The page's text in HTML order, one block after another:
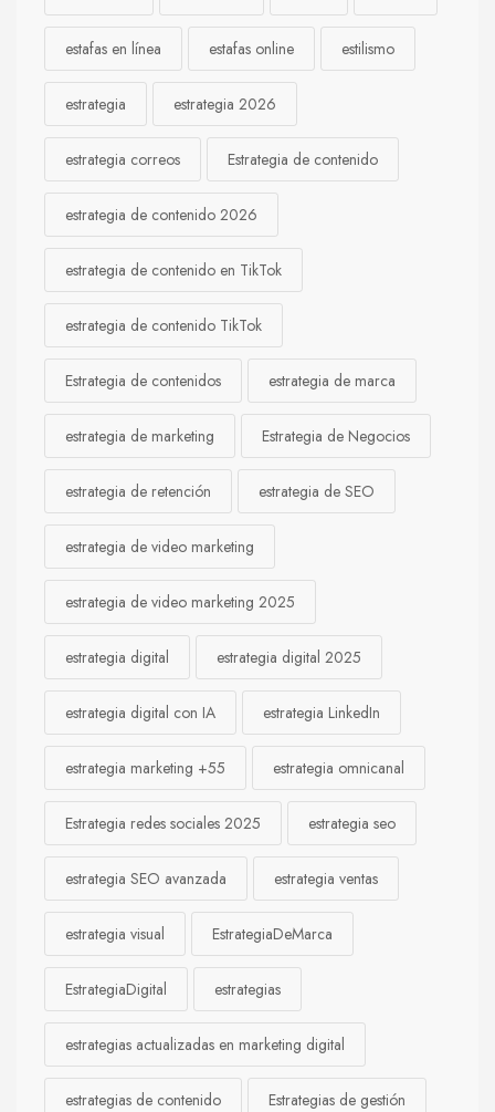
estafas en línea estafas online estilismo
estrategia estrategia 2026
estrategia correos Estrategia de contenido
estrategia de contenido 2026
estrategia de contenido en TikTok
estrategia de contenido TikTok
Estrategia de contenidos estrategia de marca
estrategia de marketing Estrategia de Negocios
estrategia de retención estrategia de SEO
estrategia de video marketing
estrategia de video marketing 2025
estrategia digital estrategia digital 2025
estrategia digital con IA estrategia LinkedIn
estrategia marketing +55 estrategia omnicanal
Estrategia redes sociales 2025 estrategia seo
estrategia SEO avanzada estrategia ventas
estrategia visual EstrategiaDeMarca
EstrategiaDigital estrategias
estrategias actualizadas en marketing digital
estrategias de contenido Estrategias de gestión